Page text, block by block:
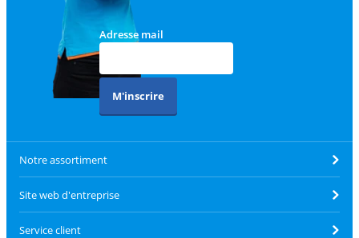
Adresse mail
M'inscrire
Notre assortiment
Site web d'entreprise
Service client